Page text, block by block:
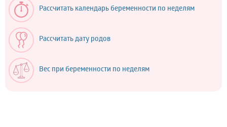
Рассчитать календарь беременности по неделям
Рассчитать дату родов
Вес при беременности по неделям